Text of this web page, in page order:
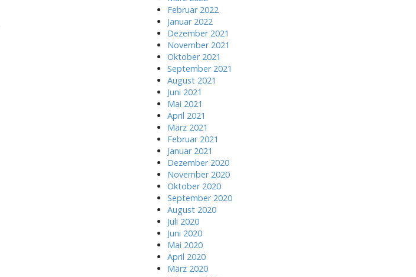
Februar 2022
Januar 2022
Dezember 2021
November 2021
Oktober 2021
September 2021
August 2021
Juni 2021
Mai 2021
April 2021
März 2021
Februar 2021
Januar 2021
Dezember 2020
November 2020
Oktober 2020
September 2020
August 2020
Juli 2020
Juni 2020
Mai 2020
April 2020
März 2020